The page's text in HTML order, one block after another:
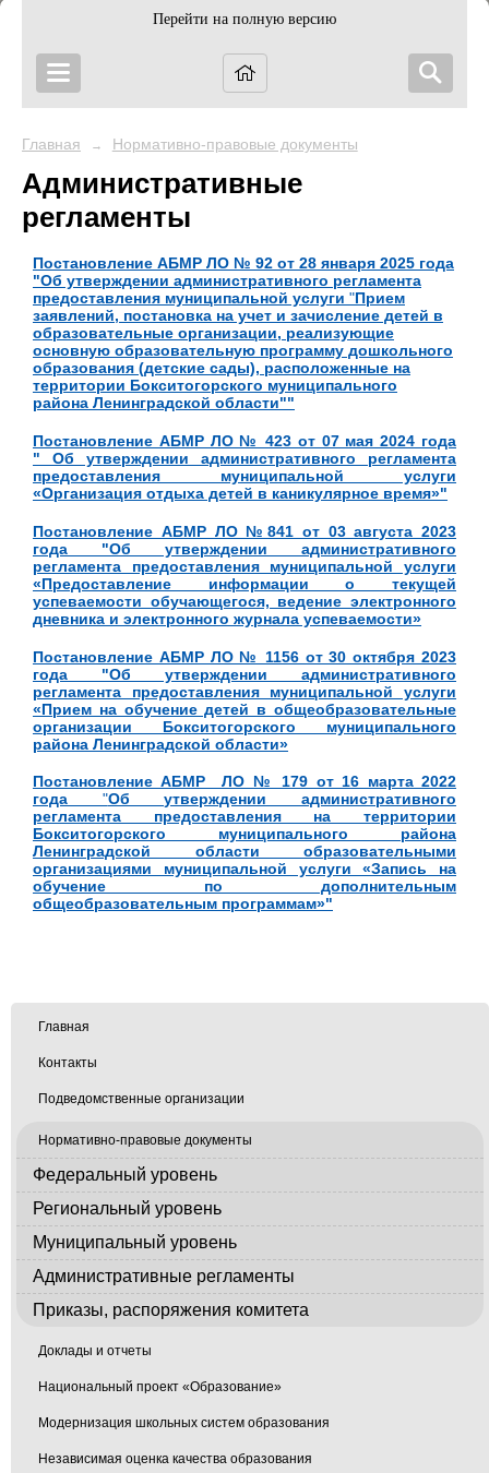
Перейти на полную версию
Главная → Нормативно-правовые документы
Административные
регламенты
Постановление АБМР ЛО № 92 от 28 января 2025 года
"Об утверждении административного регламента
предоставления муниципальной услуги "Прием
заявлений, постановка на учет и зачисление детей в
образовательные организации, реализующие
основную образовательную программу дошкольного
образования (детские сады), расположенные на
территории Бокситогорского муниципального
района Ленинградской области""
Постановление АБМР ЛО № 423 от 07 мая 2024 года
" Об утверждении административного регламента
предоставления муниципальной услуги
«Организация отдыха детей в каникулярное время»"
Постановление АБМР ЛО №841 от 03 августа 2023
года "Об утверждении административного
регламента предоставления муниципальной услуги
«Предоставление информации о текущей
успеваемости обучающегося, ведение электронного
дневника и электронного журнала успеваемости»
Постановление АБМР ЛО № 1156 от 30 октября 2023
года "Об утверждении административного
регламента предоставления муниципальной услуги
«Прием на обучение детей в общеобразовательные
организации Бокситогорского муниципального
района Ленинградской области»
Постановление АБМР ЛО № 179 от 16 марта 2022
года "Об утверждении административного
регламента предоставления на территории
Бокситогорского муниципального района
Ленинградской области образовательными
организациями муниципальной услуги «Запись на
обучение по дополнительным
общеобразовательным программам»"
Главная
Контакты
Подведомственные организации
Нормативно-правовые документы
Федеральный уровень
Региональный уровень
Муниципальный уровень
Административные регламенты
Приказы, распоряжения комитета
Доклады и отчеты
Национальный проект «Образование»
Модернизация школьных систем образования
Независимая оценка качества образования